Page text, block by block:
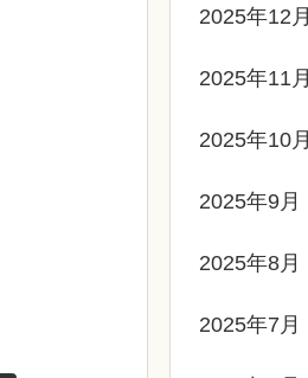
2025年12月
2025年11月
2025年10月
2025年9月
2025年8月
2025年7月